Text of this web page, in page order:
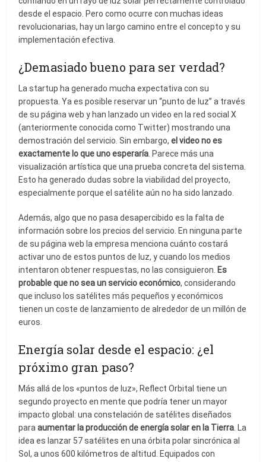
desde el espacio. Pero como ocurre con muchas ideas
revolucionarias, hay un largo camino entre el concepto y su
implementación efectiva.
¿Demasiado bueno para ser verdad?
La startup ha generado mucha expectativa con su
propuesta. Ya es posible reservar un “punto de luz” a través
de su página web y han lanzado un video en la red social X
(anteriormente conocida como Twitter) mostrando una
demostración del servicio. Sin embargo,el video no es
exactamente lo que uno esperaría . Parece más una
visualización artística que una prueba concreta del sistema.
Esto ha generado dudas sobre la viabilidad del proyecto,
especialmente porque el satélite aún no ha sido lanzado.
Además, algo que no pasa desapercibido es la falta de
información sobre los precios del servicio. En ninguna parte
de su página web la empresa menciona cuánto costará
activar uno de estos puntos de luz, y cuando los medios
intentaron obtener respuestas, no las consiguieron. Es
probable que no sea un servicio económico, considerando
que incluso los satélites más pequeños y económicos
tienen un coste de lanzamiento de alrededor de un millón de
euros.
Energía solar desde el espacio: ¿el
próximo gran paso?
Más allá de los «puntos de luz», Reflect Orbital tiene un
segundo proyecto en mente que podría tener un mayor
impacto global: una constelación de satélites diseñados
paraaumentar la producción de energía solar en la Tierra . La
idea es lanzar 57 satélites en una órbita polar sincrónica al
Sol, a unos 600 kilómetros de altitud. Equipados con